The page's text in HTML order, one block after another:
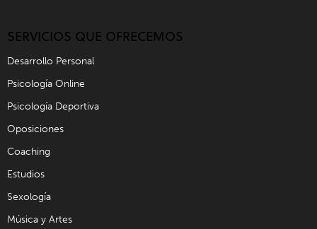
SERVICIOS QUE OFRECEMOS
Desarrollo Personal
Psicología Online
Psicología Deportiva
Oposiciones
Coaching
Estudios
Sexología
Música y Artes